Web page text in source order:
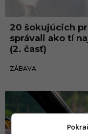
v
e
r
a
t
20 šokujúcich
správali ako tí
(2. časť)
ZÁBAVA